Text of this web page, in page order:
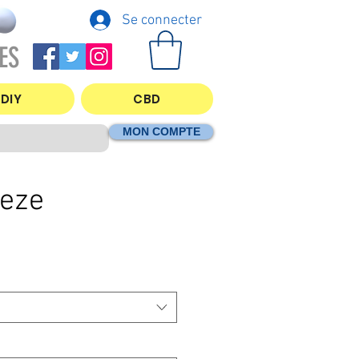
Se connecter
DIY CBD
MON COMPTE